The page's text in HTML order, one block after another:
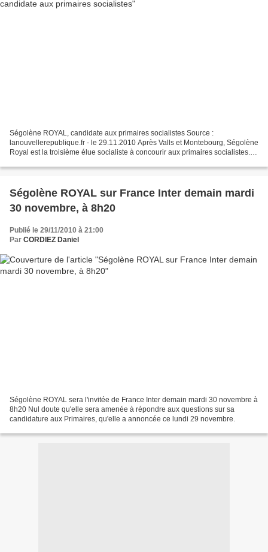
Ségolène ROYAL, candidate aux primaires socialistes Source :
lanouvellerepublique.fr - le 29.11.2010 Après Valls et Montebourg, Ségolène
Royal est la troisième élue socialiste à concourir aux primaires socialistes.
Ségolène ROYAL sur France Inter demain mardi
30 novembre, à 8h20
Publié le 29/11/2010 à 21:00
Par CORDIEZ Daniel
Ségolène ROYAL sera l'invitée de France Inter demain mardi 30 novembre à
8h20 Nul doute qu'elle sera amenée à répondre aux questions sur sa
candidature aux Primaires, qu'elle a annoncée ce lundi 29 novembre.